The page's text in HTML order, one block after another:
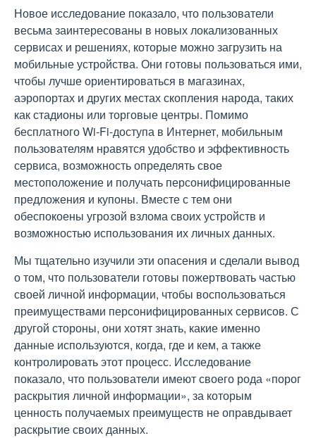
Новое исследование показало, что пользователи
весьма заинтересованы в новых локализованных
сервисах и решениях, которые можно загрузить на
мобильные устройства. Они готовы пользоваться ими,
чтобы лучше ориентироваться в магазинах,
аэропортах и других местах скопления народа, таких
как стадионы или торговые центры. Помимо
бесплатного Wi-Fi-доступа в Интернет, мобильным
пользователям нравятся удобство и эффективность
сервиса, возможность определять свое
местоположение и получать персонифицированные
предложения и купоны. Вместе с тем они
обеспокоены угрозой взлома своих устройств и
возможностью использования их личных данных.
Мы тщательно изучили эти опасения и сделали вывод
о том, что пользователи готовы пожертвовать частью
своей личной информации, чтобы воспользоваться
преимуществами персонифицированных сервисов. С
другой стороны, они хотят знать, какие именно
данные используются, когда, где и кем, а также
контролировать этот процесс. Исследование
показало, что пользователи имеют своего рода «порог
раскрытия личной информации», за которым
ценность получаемых преимуществ не оправдывает
раскрытие своих данных.